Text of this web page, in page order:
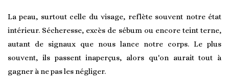
La peau, surtout celle du visage, reflète souvent notre état
intérieur. Sécheresse, excès de sébum ou encore teint terne,
autant de signaux que nous lance notre corps. Le plus
souvent, ils passent inaperçus, alors qu'on aurait tout à
gagner à ne pas les négliger.